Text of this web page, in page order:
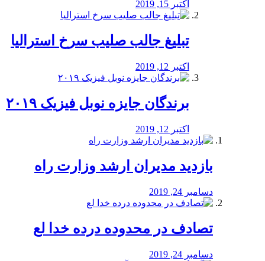
اکتبر 15, 2019
تبلیغ جالب صلیب سرخ استرالیا
اکتبر 12, 2019
برندگان جایزه نوبل فیزیک ۲۰۱۹
اکتبر 12, 2019
بازدید مدیران ارشد وزارت راه
دسامبر 24, 2019
تصادف در محدوده درده خدا لع
دسامبر 24, 2019